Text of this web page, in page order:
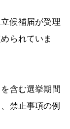
候補届が受理
られていま
含む選挙期間
禁止事項の例